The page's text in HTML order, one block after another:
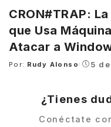
CRON#TRAP:
que Usa
Atacar a
Posted
Por: Rudy Alonso 5
¿Tienes
Conéctate